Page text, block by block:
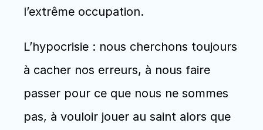
l’extrême occupation.
L’hypocrisie : nous cherchons toujours
à cacher nos erreurs, à nous faire
passer pour ce que nous ne sommes
pas, à vouloir jouer au saint alors que